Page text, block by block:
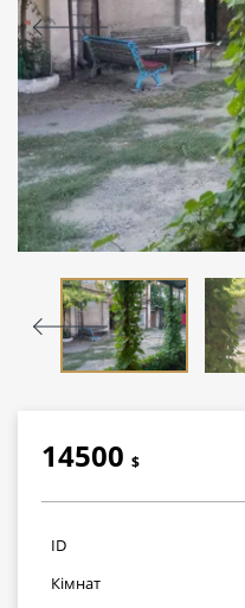
14500 $
420500грн
ID
Кімнат